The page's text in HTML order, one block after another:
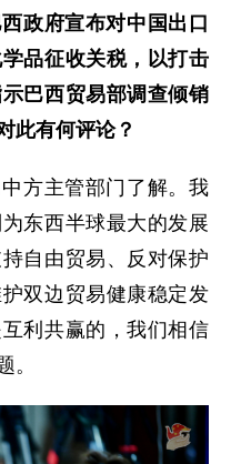
政府宣布对中国出口
品征收关税，以打击
巴西贸易部调查倾销
此有何评论？
方主管部门了解。我
东西半球最大的发展
自由贸易、反对保护
双边贸易健康稳定发
利共赢的，我们相信
。